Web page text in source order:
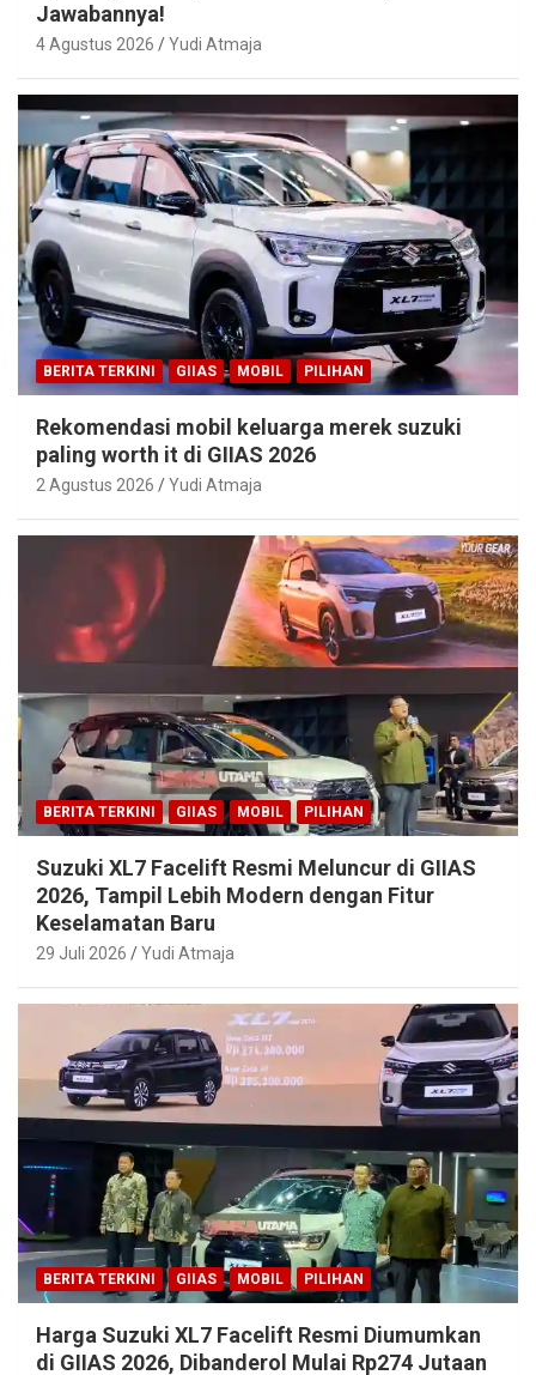
Jawabannya!
4 Agustus 2026 Yudi Atmaja
BERITA TERKINI GIIAS MOBIL PILIHAN
Rekomendasi mobil keluarga merek suzuki
paling worth it di GIIAS 2026
2 Agustus 2026 Yudi Atmaja
BERITA TERKINI GIIAS MOBIL PILIHAN
Suzuki XL7 Facelift Resmi Meluncur di GIIAS
2026, Tampil Lebih Modern dengan Fitur
Keselamatan Baru
29 Juli 2026 Yudi Atmaja
BERITA TERKINI GIIAS MOBIL PILIHAN
Harga Suzuki XL7 Facelift Resmi Diumumkan
di GIIAS 2026, Dibanderol Mulai Rp274 Jutaan